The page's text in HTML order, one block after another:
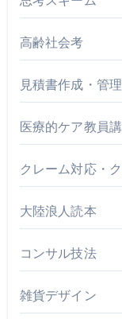
高齢社会考
見積書作成・管
医療的ケア教員
クレーム対応・
大陸浪人読本
コンサル技法
雑貨デザイン